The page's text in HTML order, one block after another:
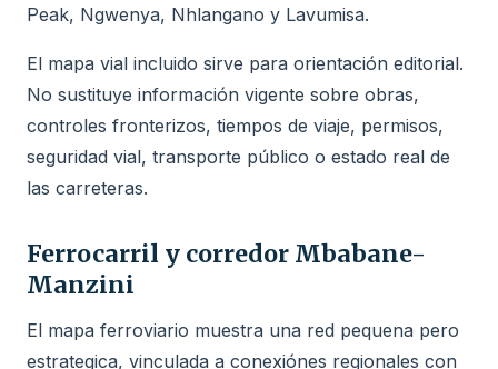
Peak, Ngwenya, Nhlangano y Lavumisa.
El mapa vial incluido sirve para orientación editorial.
No sustituye información vigente sobre obras,
controles fronterizos, tiempos de viaje, permisos,
seguridad vial, transporte público o estado real de
las carreteras.
Ferrocarril y corredor Mbabane-
Manzini
El mapa ferroviario muestra una red pequena pero
estrategica, vinculada a conexiónes regionales con